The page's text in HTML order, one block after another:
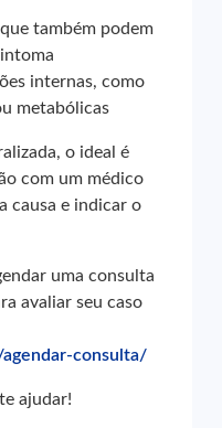
também podem
internas, como
metabólicas
o ideal é
com um médico
causa e indicar o
uma consulta
avaliar seu caso
consulta/
ajudar!